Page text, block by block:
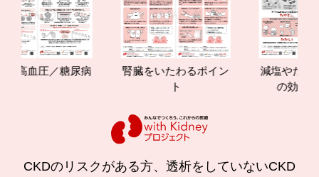
／糖尿病
腎臓をいたわるポイン
減塩やたんぱく質
の効果と重要性
CKDのリスクがある方、透析をしていないCKD